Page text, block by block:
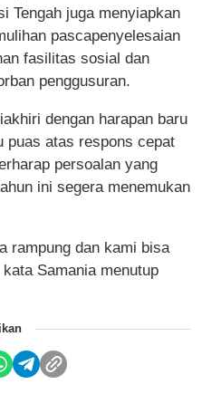
Tengah juga menyiapkan
pascapenyelesaian
fasilitas sosial dan
penggusuran.
dengan harapan baru
puas atas respons cepat
persoalan yang
ini segera menemukan
rampung dan kami bisa
Samania menutup